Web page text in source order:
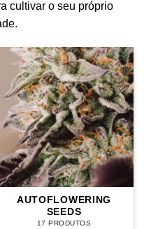
cultivar o seu próprio
AUTOFLOWERING
SEEDS
17 PRODUTOS